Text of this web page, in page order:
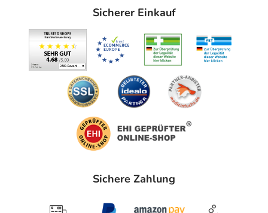
Sicherer Einkauf
Sichere Zahlung